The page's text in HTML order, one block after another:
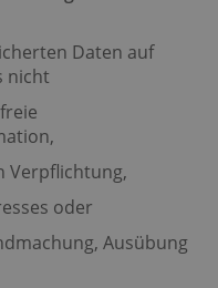
Daten auf
nicht
Verpflichtung,
oder
Ausübung